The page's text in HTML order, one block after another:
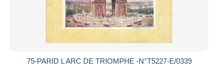
75-PARID L ARC DE TRIOMPHE -N°T5227-E/0339